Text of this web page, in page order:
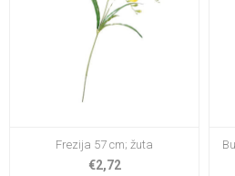
Frezija 57 cm; žuta
€2,72